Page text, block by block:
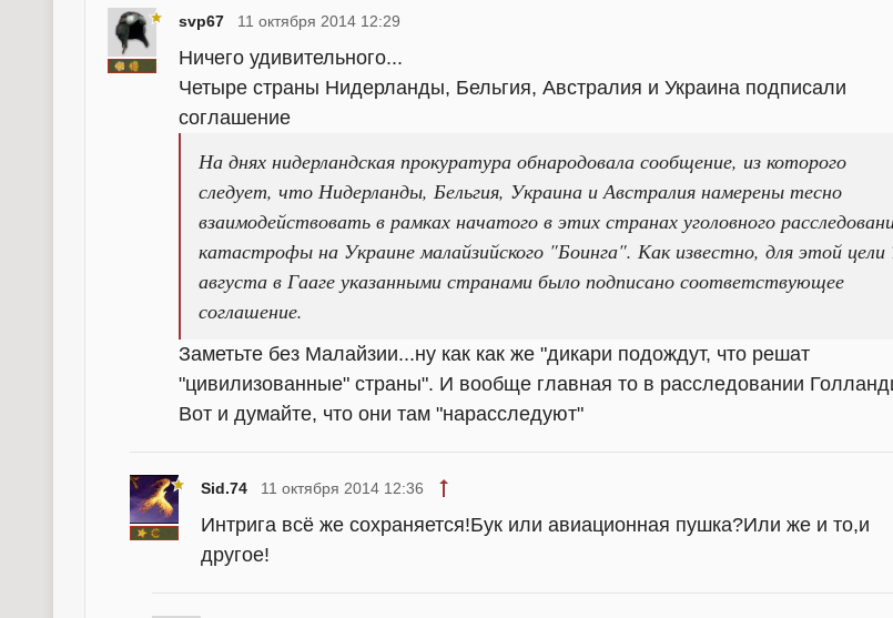
svp67 11 октября 2014 12:29
Ничего удивительного...
Четыре страны Нидерланды, Бельгия, Австралия и Украина подписали
соглашение
На днях нидерландская прокуратура обнародовала сообщение, из которого
следует, что Нидерланды, Бельгия, Украина и Австралия намерены тесно
взаимодействовать в рамках начатого в этих странах уголовного
катастрофы на Украине малайзийского "Боинга". Как известно, для этой цели
августа в Гааге указанными странами было подписано соответствующее
соглашение.
Заметьте без Малайзии...ну как как же "дикари подождут, что решат
"цивилизованные" страны". И вообще главная то в расследовании
Вот и думайте, что они там "нарасследуют"
Sid.74 11 октября 2014 12:36
Интрига всё же сохраняется!Бук или авиационная пушка?Или же и то,и
другое!